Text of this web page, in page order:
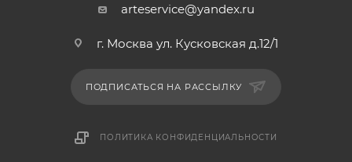
arteservice@yandex.ru
г. Москва ул. Кусковская д.12/1
ПОДПИСАТЬСЯ НА РАССЫЛКУ
ПОЛИТИКА КОНФИДЕНЦИАЛЬНОСТИ